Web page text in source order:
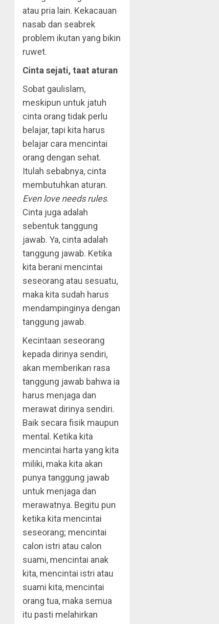
atau pria lain. Kekacauan
nasab dan seabrek
problem ikutan yang bikin
ruwet.
Cinta sejati, taat aturan
Sobat gaulislam,
meskipun untuk jatuh
cinta orang tidak perlu
belajar, tapi kita harus
belajar cara mencintai
orang dengan sehat.
Itulah sebabnya, cinta
membutuhkan aturan.
Even love needs rules.
Cinta juga adalah
sebentuk tanggung
jawab. Ya, cinta adalah
tanggung jawab. Ketika
kita berani mencintai
seseorang atau sesuatu,
maka kita sudah harus
mendampinginya dengan
tanggung jawab.
Kecintaan seseorang
kepada dirinya sendiri,
akan memberikan rasa
tanggung jawab bahwa ia
harus menjaga dan
merawat dirinya sendiri.
Baik secara fisik maupun
mental. Ketika kita
mencintai harta yang kita
miliki, maka kita akan
punya tanggung jawab
untuk menjaga dan
merawatnya. Begitu pun
ketika kita mencintai
seseorang; mencintai
calon istri atau calon
suami, mencintai anak
kita, mencintai istri atau
suami kita, mencintai
orang tua, maka semua
itu pasti melahirkan